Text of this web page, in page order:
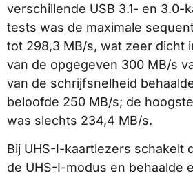
verschillende USB 3.1- en 3.0-
tests was de maximale
tot 298,3 MB/s, wat zeer dicht
van de opgegeven 300 MB/s
van de schrijfsnelheid
beloofde 250 MB/s; de
was slechts 234,4 MB/s.
Bij UHS-I-kaartlezers schakelt
de UHS-I-modus en behaalde